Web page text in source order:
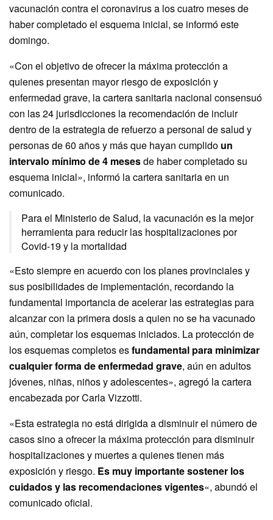
vacunación contra el coronavirus a los cuatro meses de
haber completado el esquema inicial, se informó este
domingo.
«Con el objetivo de ofrecer la máxima protección a
quienes presentan mayor riesgo de exposición y
enfermedad grave, la cartera sanitaria nacional consensuó
con las 24 jurisdicciones la recomendación de incluir
dentro de la estrategia de refuerzo a personal de salud y
personas de 60 años y más que hayan cumplido un
intervalo mínimo de 4 mesesde haber completado su
esquema inicial», informó la cartera sanitaria en un
comunicado.
Para el Ministerio de Salud, la vacunación es la mejor
herramienta para reducir las hospitalizaciones por
Covid-19 y la mortalidad
«Esto siempre en acuerdo con los planes provinciales y
sus posibilidades de implementación, recordando la
fundamental importancia de acelerar las estrategias para
alcanzar con la primera dosis a quien no se ha vacunado
aún, completar los esquemas iniciados. La protección de
los esquemas completos esfundamental para minimizar
cualquier forma de enfermedad grave, aún en adultos
jóvenes, niñas, niños y adolescentes», agregó la cartera
encabezada por Carla Vizzotti.
«Esta estrategia no está dirigida a disminuir el número de
casos sino a ofrecer la máxima protección para disminuir
hospitalizaciones y muertes a quienes tienen más
exposición y riesgo. Es muy importante sostener los
cuidados y las recomendaciones vigentes«, abundó el
comunicado oficial.